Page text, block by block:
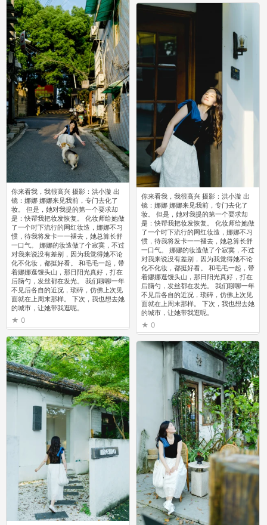
你来看我，我很高兴 摄影：洪小漩 出
镜：娜娜 娜娜来见我前，专门去化了
妆。 但是，她对我提的第一个要求却
是：快帮我把妆发恢复。 化妆师给她做
了一个时下流行的网红妆造，娜娜不习
惯，待我将发卡一一褪去，她总算长舒
一口气。 娜娜的妆造做了个寂寞，不过
对我来说没有差别，因为我觉得她不论
化不化妆，都挺好看。 和毛毛一起，带
着娜娜逛馒头山，那日阳光真好，打在
后脑勺，发丝都在发光。 我们聊聊一年
不见后各自的近况，琐碎，仿佛上次见
面就在上周末那样。 下次，我也想去她
的城市，让她带我逛呢。
0
你来看我，我很高兴 摄影：洪小漩 出
镜：娜娜 娜娜来见我前，专门去化了
妆。 但是，她对我提的第一个要求却
是：快帮我把妆发恢复。 化妆师给她做
了一个时下流行的网红妆造，娜娜不习
惯，待我将发卡一一褪去，她总算长舒
一口气。 娜娜的妆造做了个寂寞，不过
对我来说没有差别，因为我觉得她不论
化不化妆，都挺好看。 和毛毛一起，带
着娜娜逛馒头山，那日阳光真好，打在
后脑勺，发丝都在发光。 我们聊聊一年
不见后各自的近况，琐碎，仿佛上次见
面就在上周末那样。 下次，我也想去她
的城市，让她带我逛呢。
0